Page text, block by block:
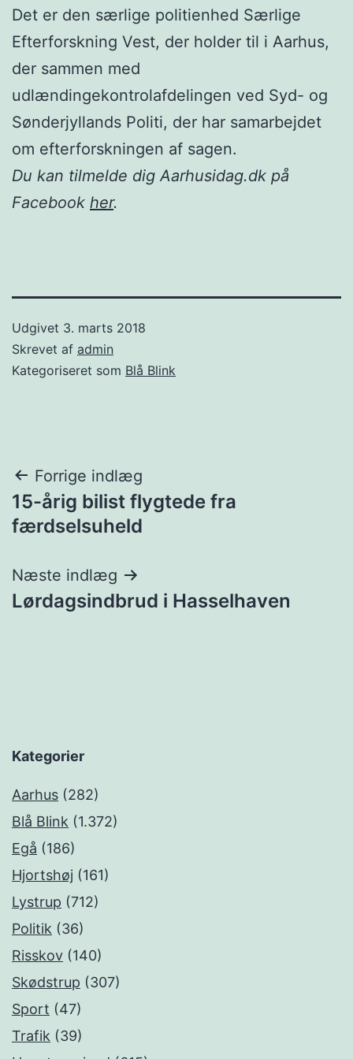
Det er den særlige politienhed Særlige
Efterforskning Vest, der holder til i Aarhus,
der sammen med
udlændingekontrolafdelingen ved Syd- og
Sønderjyllands Politi, der har samarbejdet
om efterforskningen af sagen.
Du kan tilmelde dig Aarhusidag.dk på
Facebook her.
Udgivet 3. marts 2018
Skrevet af admin
Kategoriseret som Blå Blink
Indlægsnavigation
Forrige indlæg
15-årig bilist flygtede fra
færdselsuheld
Næste indlæg
Lørdagsindbrud i Hasselhaven
Kategorier
Aarhus (282)
Blå Blink (1.372)
Egå (186)
Hjortshøj (161)
Lystrup (712)
Politik (36)
Risskov (140)
Skødstrup (307)
Sport (47)
Trafik (39)